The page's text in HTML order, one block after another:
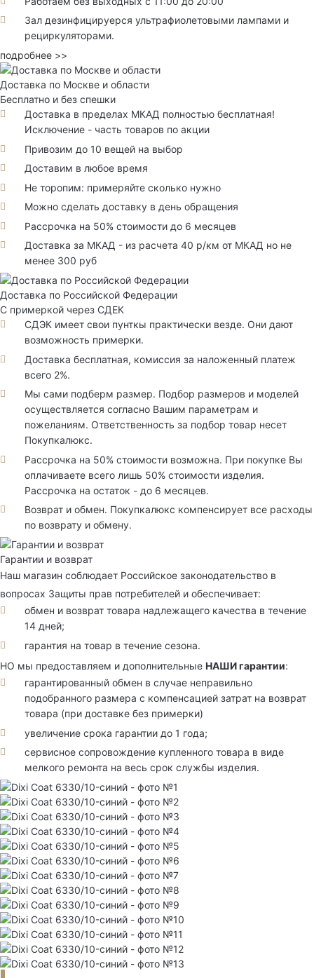
Зал дезинфицируерся ультрафиолетовыми лампами и
рециркуляторами.
подробнее >>
Доставка по Москве и области
Бесплатно и без спешки
Доставка в пределах МКАД полностью бесплатная!
Исключение - часть товаров по акции
Привозим до 10 вещей на выбор
Доставим в любое время
Не торопим: примеряйте сколько нужно
Можно сделать доставку в день обращения
Рассрочка на 50% стоимости до 6 месяцев
Доставка за МКАД - из расчета 40 р/км от МКАД но не
менее 300 руб
Доставка по Российской Федерации
С примеркой через СДЕК
СДЭК имеет свои пунткы практически везде. Они дают
возможность примерки.
Доставка бесплатная, комиссия за наложенный платеж
всего 2%.
Мы сами подберм размер. Подбор размеров и моделей
осуществляется согласно Вашим параметрам и
пожеланиям. Ответственность за подбор товар несет
Покупкалюкс.
Рассрочка на 50% стоимости возможна. При покупке Вы
оплачиваете всего лишь 50% стоимости изделия.
Рассрочка на остаток - до 6 месяцев.
Возврат и обмен. Покупкалюкс компенсирует все расходы
по возврату и обмену.
Гарантии и возврат
Наш магазин соблюдает Российское законодательство в
вопросах Защиты прав потребителей и обеспечивает:
обмен и возврат товара надлежащего качества в течение
14 дней;
гарантия на товар в течение сезона.
НО мы предоставляем и дополнительные НАШИ гарантии:
гарантированный обмен в случае неправильно
подобранного размера с компенсацией затрат на возврат
товара (при доставке без примерки)
увеличение срока гарантии до 1 года;
сервисное сопровождение купленного товара в виде
мелкого ремонта на весь срок службы изделия.